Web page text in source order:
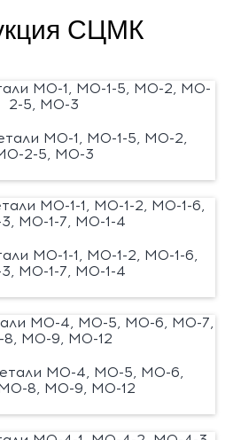
СЦМК
М0-1, М0-1-5, М0-2,
2-5, М0-3
М0-1-1, М0-1-2, М0-1-6,
М0-1-7, М0-1-4
М0-4, М0-5, М0-6,
8, М0-9, М0-12